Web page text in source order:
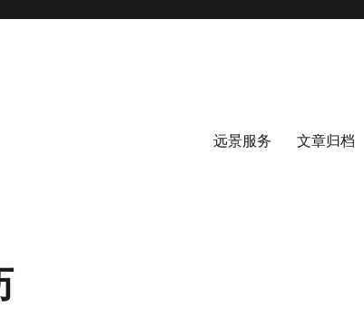
远景服务 文章归档